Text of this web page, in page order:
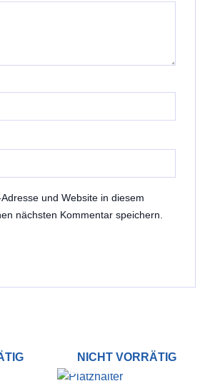
und Website in diesem
nächsten Kommentar speichern.
NICHT VORRÄTIG